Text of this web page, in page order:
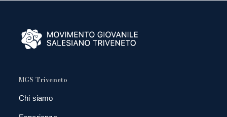
MGS Triveneto
Chi siamo